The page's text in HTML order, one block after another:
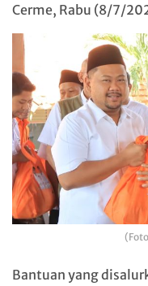
Cerme, Rabu (8/7/
Bantuan yang